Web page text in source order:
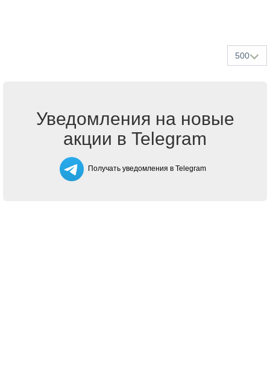
500
Уведомления на новые
акции в Telegram
Получать уведомления в Telegram